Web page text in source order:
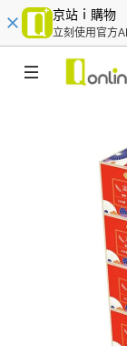
京站ｉ購物
立刻使用官方